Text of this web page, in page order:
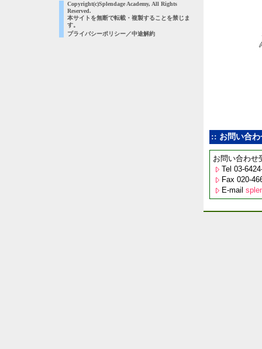
Copyright(c)Splendage Academy, All Rights
Reserved.
本サイトを無断で転載・複製することを禁じま
す。
プライバシーポリシー／中途解約
:: お問い合
お問い合わせ
Tel 03-
Fax 020-
E-mail